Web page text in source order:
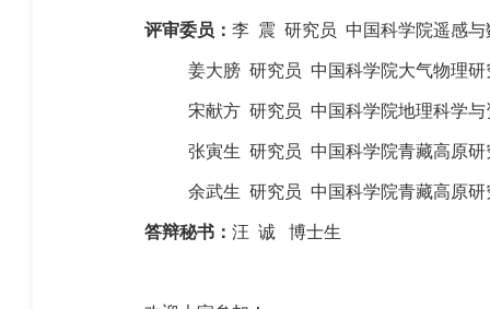
评审委员： 李 震 研究员 中国科学院遥感
姜大膀 研究员 中国科学院大气物理研
宋献方 研究员 中国科学院地理科学
张寅生 研究员 中国科学院青藏高原研
余武生 研究员 中国科学院青藏高原研
答辩秘书： 汪 诚 博士生